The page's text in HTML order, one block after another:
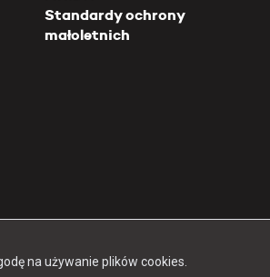
Standardy ochrony
małoletnich
Copyright 2026 Muzeum Powstania
na używanie plików cookies.